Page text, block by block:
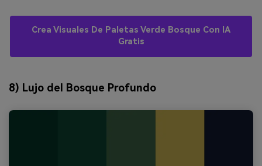
Crea Visuales De Paletas Verde Bosque Con IA
Gratis
8) Lujo del Bosque Profundo